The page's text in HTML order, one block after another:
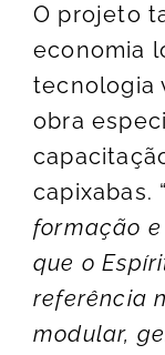
O projeto
economia
tecnologia
obra
capixabas.
formação
que o
referência
modular,